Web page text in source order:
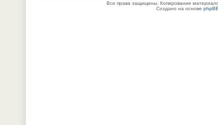
Все права защищены. Копирование
Создано на основе